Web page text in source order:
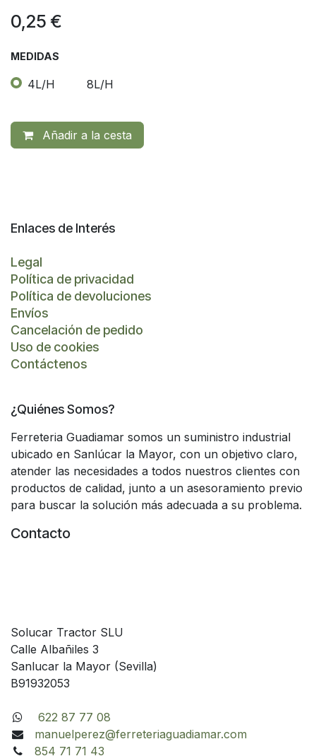
0,25 €
MEDIDAS
4L/H 8L/H
Añadir a la cesta
Enlaces de Interés
Legal
Política de privacidad
Política de devoluciones
Envíos
Cancelación de pedido
Uso de cookies
Contáctenos
¿Quiénes Somos?
Ferreteria Guadiamar somos un suministro industrial
ubicado en Sanlúcar la Mayor, con un objetivo claro,
atender las necesidades a todos nuestros clientes con
productos de calidad, junto a un asesoramiento previo
para buscar la solución más adecuada a su problema.
Contacto
Solucar Tractor SLU
Calle Albañiles 3
Sanlucar la Mayor (Sevilla)
B91932053
622 87 77 08
manuelperez@ferreteriaguadiamar.com
854 71 71 43